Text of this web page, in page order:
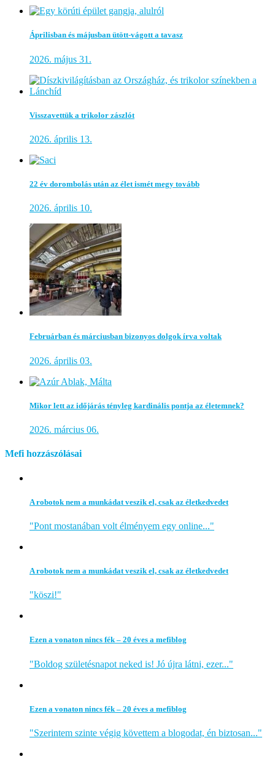
Áprilisban és májusban ütött-vágott a tavasz
2026. május 31.
Visszavettük a trikolor zászlót
2026. április 13.
22 év dorombolás után az élet ismét megy tovább
2026. április 10.
Februárban és márciusban bizonyos dolgok írva voltak
2026. április 03.
Mikor lett az időjárás tényleg kardinális pontja az életemnek?
2026. március 06.
Mefi hozzászólásai
A robotok nem a munkádat veszik el, csak az életkedvedet
"Pont mostanában volt élményem egy online..."
A robotok nem a munkádat veszik el, csak az életkedvedet
"köszi!"
Ezen a vonaton nincs fék – 20 éves a mefiblog
"Boldog születésnapot neked is! Jó újra látni, ezer..."
Ezen a vonaton nincs fék – 20 éves a mefiblog
"Szerintem szinte végig követtem a blogodat, én biztosan..."